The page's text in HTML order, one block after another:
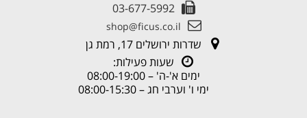
03-677-5992
shop@ficus.co.il
שדרות ירושלים 17, רמת גן
שעות פעילות:
ימים א'-ה' – 08:00-19:00
ימי ו' וערבי חג – 08:00-15:30